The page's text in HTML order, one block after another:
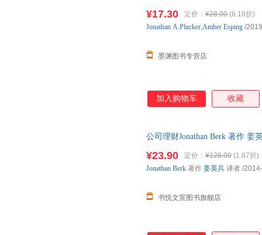
¥17.30 定价： ¥28.00 (6.18折)
墨渊图书专营店
Jonathan A.Plucker,Amber Esping /
加入购物车 收藏
公司理财Jonathan Berk 著作
¥23.90 定价： ¥128.00 (1.87折)
书悦文宣图书旗舰店
Jonathan Berk 著作 姜英兵 译者 /